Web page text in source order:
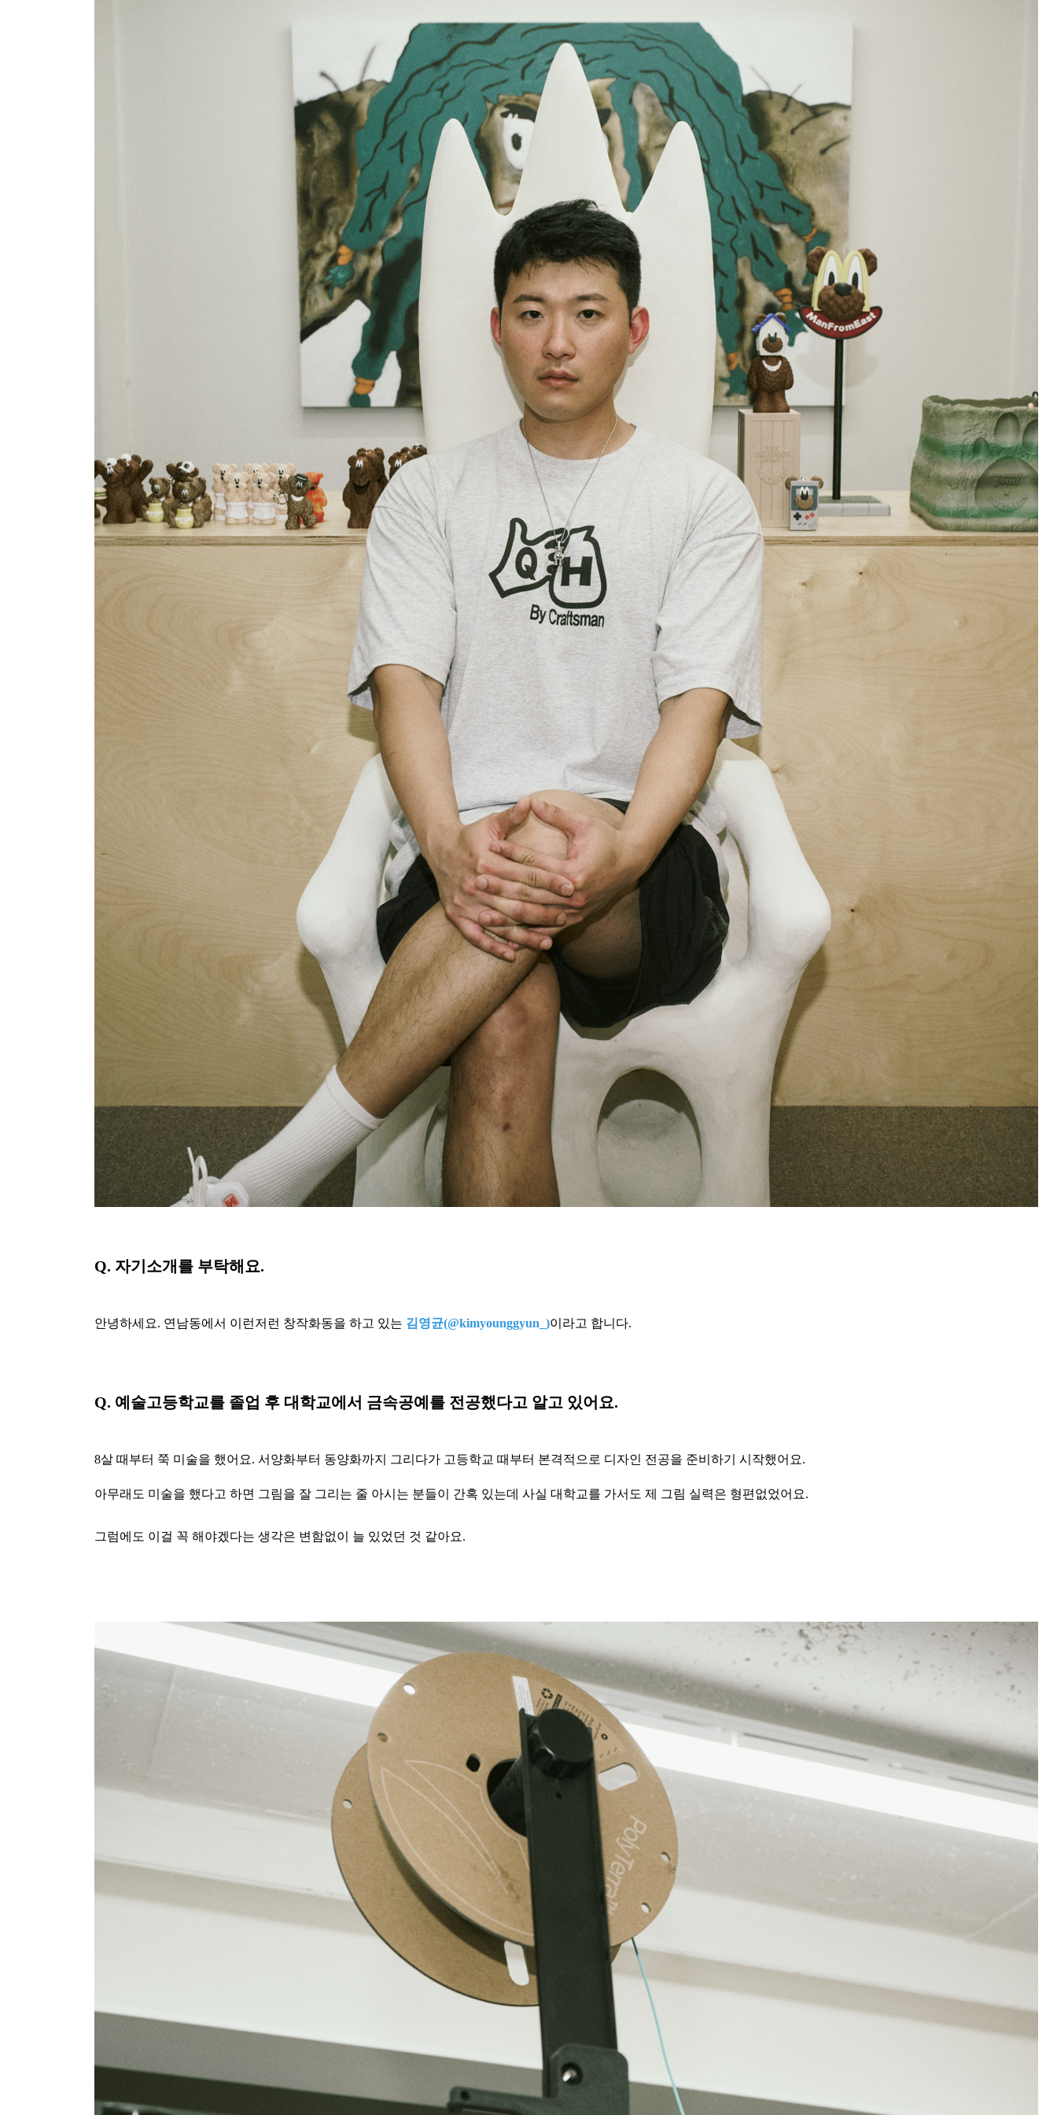
Q. 자기소개를 부탁해요.
안녕하세요. 연남동에서 이런저런 창작화동을 하고 있는 김영균(@kimyounggyun_)이라고 합니다.
Q. 예술고등학교를 졸업 후 대학교에서 금속공예를 전공했다고 알고 있어요.
8살 때부터 쭉 미술을 했어요. 서양화부터 동양화까지 그리다가 고등학교 때부터 본격적으로 디자인 전공을 준비하기 시작했어요.
아무래도 미술을 했다고 하면 그림을 잘 그리는 줄 아시는 분들이 간혹 있는데 사실 대학교를 가서도 제 그림 실력은 형편없었어요.
그럼에도 이걸 꼭 해야겠다는 생각은 변함없이 늘 있었던 것 같아요.